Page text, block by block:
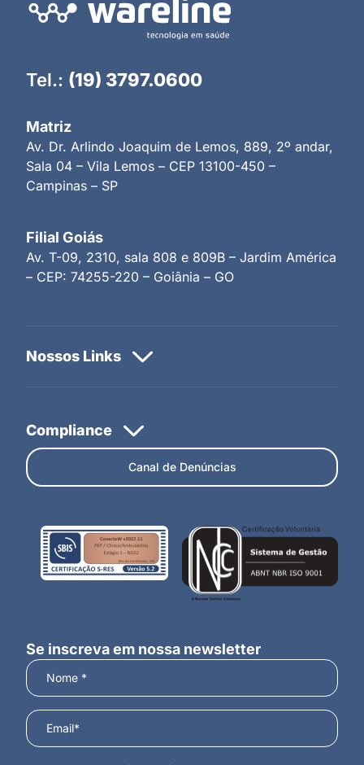
Tel.: (19) 3797.0600
Matriz
Av. Dr. Arlindo Joaquim de Lemos, 889, 2º andar,
Sala 04 – Vila Lemos – CEP 13100-450 –
Campinas – SP
Filial Goiás
Av. T-09, 2310, sala 808 e 809B – Jardim América
– CEP: 74255-220 – Goiânia – GO
Canal de Denúncias
Se inscreva em nossa newsletter